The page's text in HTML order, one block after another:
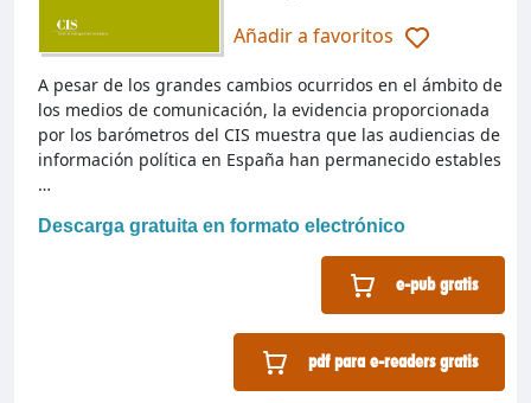
Añadir a favoritos
Descarga gratuita en formato electrónico
e-pub gratis
pdf para e-readers gratis
A pesar de los grandes cambios ocurridos en el ámbito de
los medios de comunicación, la evidencia proporcionada
por los barómetros del CIS muestra que las audiencias de
información política en España han permanecido estables
…